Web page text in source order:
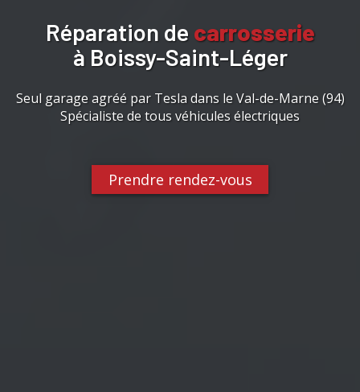
Réparation de carrosserie
à Boissy-Saint-Léger
Seul garage agréé par Tesla dans le Val-de-Marne (94)
Spécialiste de tous véhicules électriques
Prendre rendez-vous